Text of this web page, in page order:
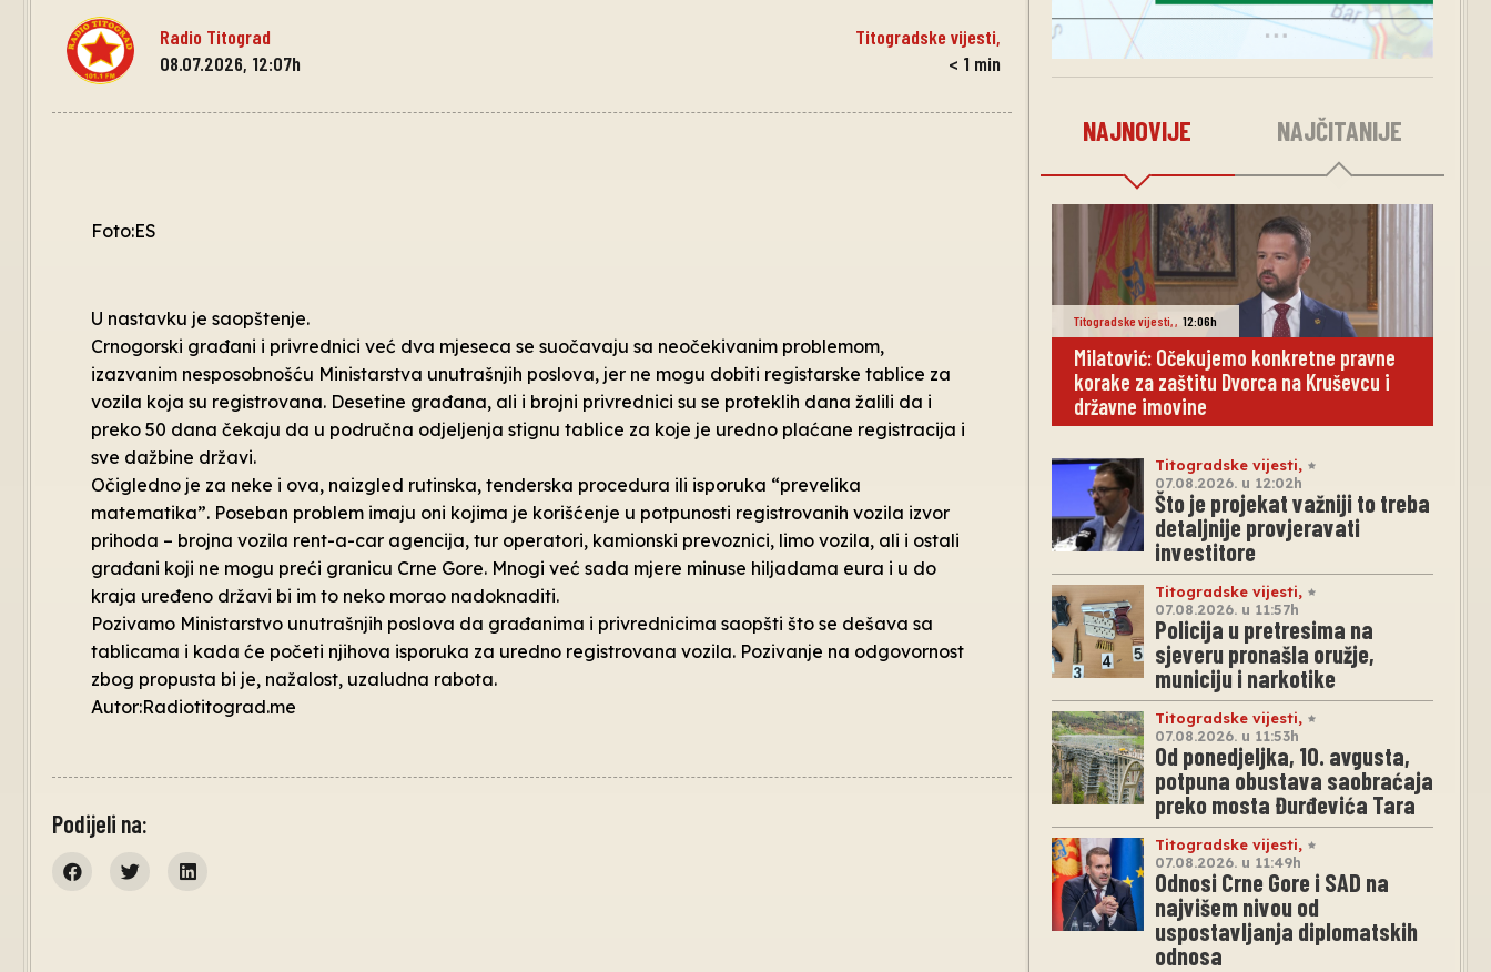
Radio Titograd Titogradske vijesti,
08.07.2026, 12:07h
< 1 min
Foto:ES
U nastavku je saopštenje.
Crnogorski građani i privrednici već dva mjeseca se suočavaju sa neočekivanim problemom,
izazvanim nesposobnošću Ministarstva unutrašnjih poslova, jer ne mogu dobiti registarske tablice za
vozila koja su registrovana. Desetine građana, ali i brojni privrednici su se proteklih dana žalili da i
preko 50 dana čekaju da u područna odjeljenja stignu tablice za koje je uredno plaćane registracija i
sve dažbine državi.
Očigledno je za neke i ova, naizgled rutinska, tenderska procedura ili isporuka “prevelika
matematika”. Poseban problem imaju oni kojima je korišćenje u potpunosti registrovanih vozila izvor
prihoda – brojna vozila rent-a-car agencija, tur operatori, kamionski prevoznici, limo vozila, ali i ostali
građani koji ne mogu preći granicu Crne Gore. Mnogi već sada mjere minuse hiljadama eura i u do
kraja uređeno državi bi im to neko morao nadoknaditi.
Pozivamo Ministarstvo unutrašnjih poslova da građanima i privrednicima saopšti što se dešava sa
tablicama i kada će početi njihova isporuka za uredno registrovana vozila. Pozivanje na odgovornost
zbog propusta bi je, nažalost, uzaludna rabota.
Autor:Radiotitograd.me
Podijeli na:
NAJNOVIJE NAJČITANIJE
Titogradske vijesti,, 12:06h
Milatović: Očekujemo konkretne pravne
korake za zaštitu Dvorca na Kruševcu i
državne imovine
Titogradske vijesti,
07.08.2026. u 12:02h
Što je projekat važniji to treba
detaljnije provjeravati
investitore
Titogradske vijesti,
07.08.2026. u 11:57h
Policija u pretresima na
sjeveru pronašla oružje,
municiju i narkotike
Titogradske vijesti,
07.08.2026. u 11:53h
Od ponedjeljka, 10. avgusta,
potpuna obustava saobraćaja
preko mosta Đurđevića Tara
Titogradske vijesti,
07.08.2026. u 11:49h
Odnosi Crne Gore i SAD na
najvišem nivou od
uspostavljanja diplomatskih
odnosa